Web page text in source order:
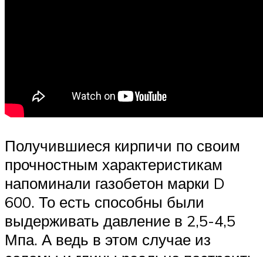
Получившиеся кирпичи по своим
прочностным характеристикам
напоминали газобетон марки D
600. То есть способны были
выдерживать давление в 2,5-4,5
Мпа. А ведь в этом случае из